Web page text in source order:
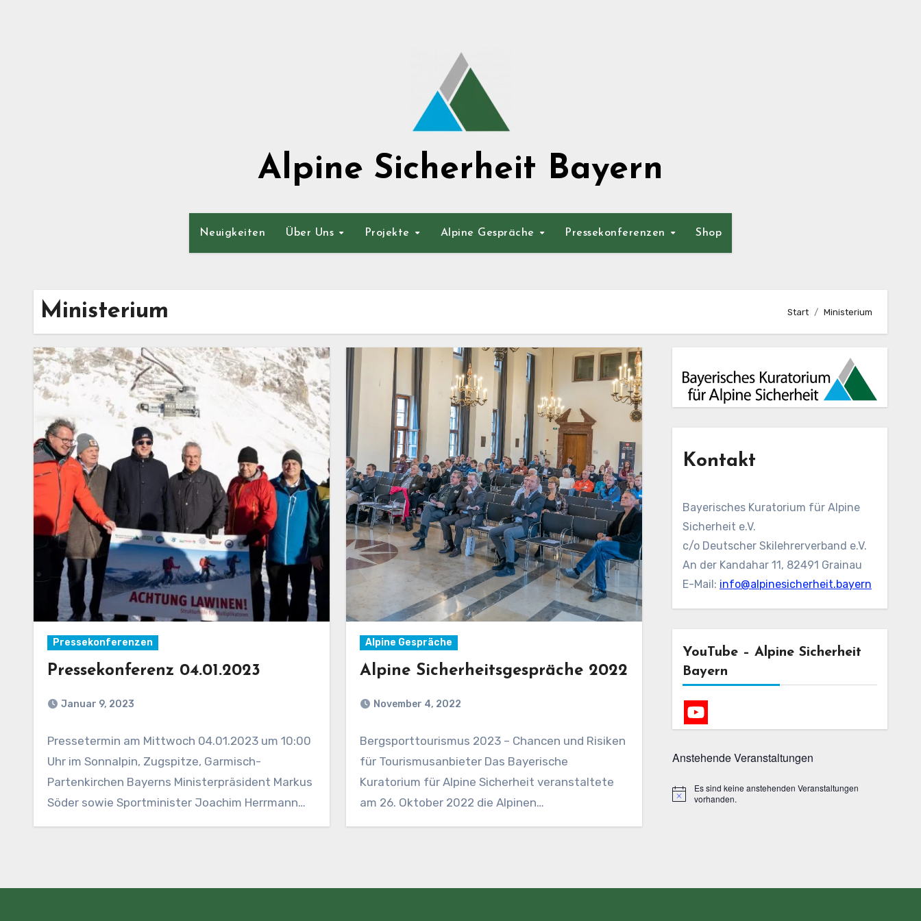
Alpine Sicherheit Bayern
Neuigkeiten Über Uns Projekte Alpine Gespräche Pressekonferenzen Shop
Ministerium Start Ministerium
Pressekonferenzen
Pressekonferenz 04.01.2023
Januar 9, 2023
Pressetermin am Mittwoch 04.01.2023 um 10:00
Uhr im Sonnalpin, Zugspitze, Garmisch-
Partenkirchen Bayerns Ministerpräsident Markus
Söder sowie Sportminister Joachim Herrmann
warnen vor hohen…
Alpine Gespräche
Alpine Sicherheitsgespräche 2022
November 4, 2022
Bergsporttourismus 2023 – Chancen und Risiken
für Tourismusanbieter Das Bayerische
Kuratorium für Alpine Sicherheit veranstaltete
am 26. Oktober 2022 die Alpinen
Sicherheitsgespräche…
Kontakt
Bayerisches Kuratorium für Alpine
Sicherheit e.V.
c/o Deutscher Skilehrerverband e.V.
An der Kandahar 11, 82491 Grainau
E-Mail: info@alpinesicherheit.bayern
YouTube – Alpine Sicherheit
Bayern
Anstehende Veranstaltungen
Hinweis
Es sind keine anstehenden Veranstaltungen
vorhanden.